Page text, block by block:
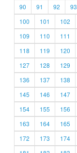
90
91 92 93
100
101 102
109
110 111
118
119 120
127
128 129
136
137 138
145
146 147
154
155 156
163
164 165
172
173 174